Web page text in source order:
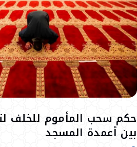
حكم سحب المأموم للخلف
بين أعمدة المسجد